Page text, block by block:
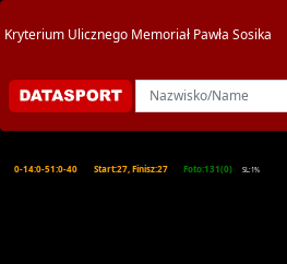
Kryterium Ulicznego Memoriał Pawła Sosika
0-14:0-51:0-40 Start:27, Finisz:27 Foto:131(0) SL:1%